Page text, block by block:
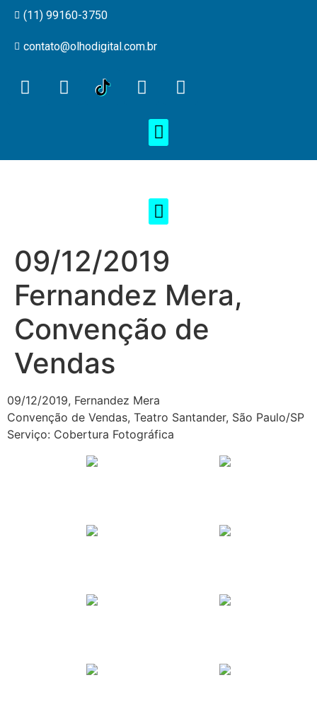
(11) 99160-3750
contato@olhodigital.com.br
09/12/2019
Fernandez Mera,
Convenção de
Vendas
09/12/2019, Fernandez Mera
Convenção de Vendas, Teatro Santander, São Paulo/SP
Serviço: Cobertura Fotográfica